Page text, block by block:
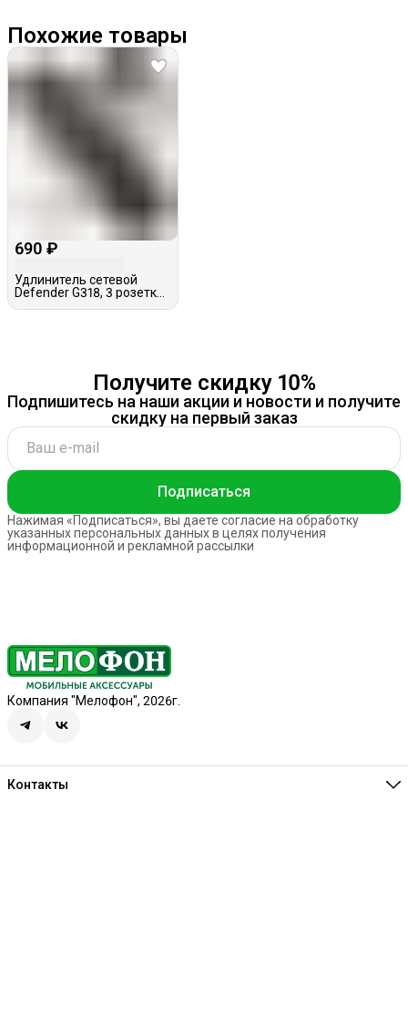
Похожие товары
690 ₽
Удлинитель сетевой
Defender G318, 3 розетки,
Получите скидку 10%
Подпишитесь на наши акции и новости и получите
скидку на первый заказ
Подписаться
Нажимая «Подписаться», вы даете согласие на обработку
указанных персональных данных в целях получения
информационной и рекламной рассылки
Компания "Мелофон", 2026г.
Контакты